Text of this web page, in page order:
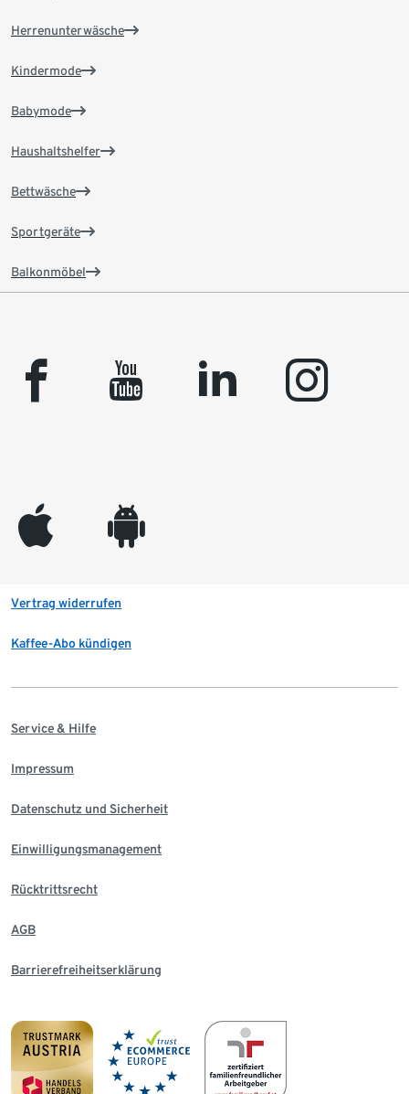
Herrenunterwäsche
Kindermode
Babymode
Haushaltshelfer
Bettwäsche
Sportgeräte
Balkonmöbel
facebook youtube linkedin instagram
appleinc android
Vertrag widerrufen
Kaffee-Abo kündigen
Service & Hilfe
Impressum
Datenschutz und Sicherheit
Einwilligungsmanagement
Rücktrittsrecht
AGB
Barrierefreiheitserklärung